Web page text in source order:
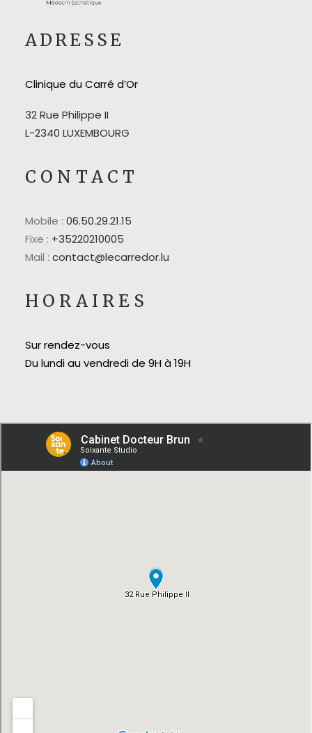
ADRESSE
Clinique du Carré d’Or
32 Rue Philippe II
L-2340 LUXEMBOURG
CONTACT
Mobile : 06.50.29.21.15
Fixe : +35220210005
Mail : contact@lecarredor.lu
HORAIRES
Sur rendez-vous
Du lundi au vendredi de 9H à 19H